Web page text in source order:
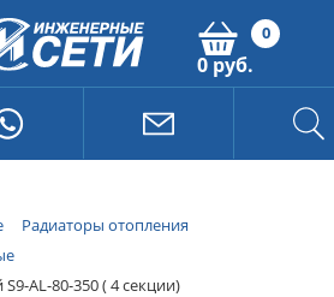
0
0 руб.
Радиаторы отопления
АL-80-350 ( 4 секции)